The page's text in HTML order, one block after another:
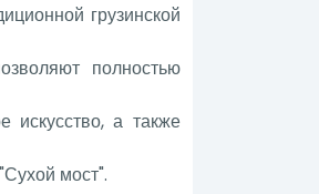
грузинской
полностью
искусство, а также
мост".